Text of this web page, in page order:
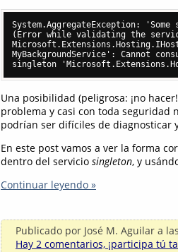
System.AggregateException:
(Error while validating the
MyBackgroundService': Cannot
Una posibilidad (peligrosa: ¡no
problema y casi con toda seguridad
podrían ser difíciles de diagnosticar
En este post vamos a ver la forma
dentro del servicio singleton, y
Continuar leyendo »
Publicado por José M. Aguilar a
Hay 2 comentarios, ¡participa tú